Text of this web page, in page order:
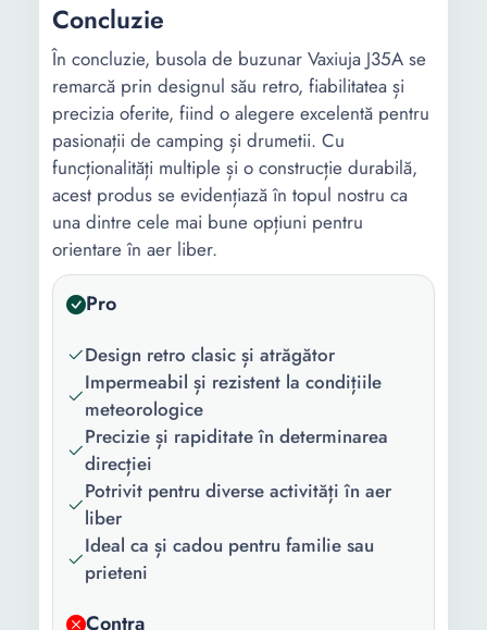
Concluzie
În concluzie, busola de buzunar Vaxiuja J35A se
remarcă prin designul său retro, fiabilitatea și
precizia oferite, fiind o alegere excelentă pentru
pasionații de camping și drumetii. Cu
funcționalități multiple și o construcție durabilă,
acest produs se evidențiază în topul nostru ca
una dintre cele mai bune opțiuni pentru
orientare în aer liber.
Pro
Design retro clasic și atrăgător
Impermeabil și rezistent la condițiile
meteorologice
Precizie și rapiditate în determinarea
direcției
Potrivit pentru diverse activități în aer
liber
Ideal ca și cadou pentru familie sau
prieteni
Contra